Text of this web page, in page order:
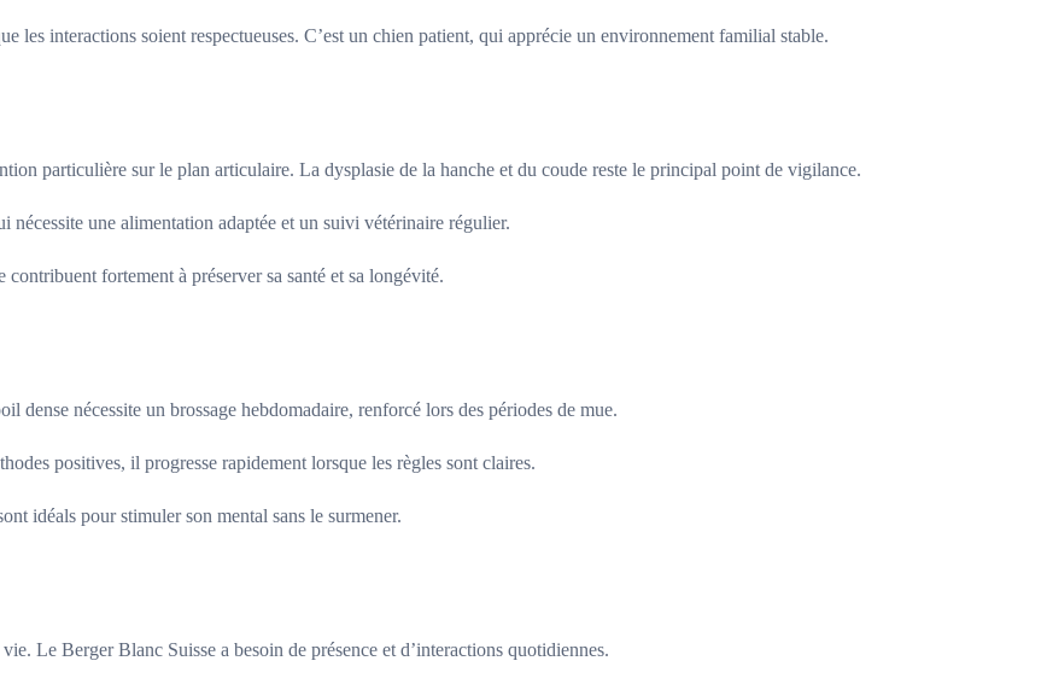
les interactions soient respectueuses. C’est un chien patient, qui apprécie un environnement familial stable.
particulière sur le plan articulaire. La dysplasie de la hanche et du coude reste le principal point de vigilance.
nécessite une alimentation adaptée et un suivi vétérinaire régulier.
fortement à préserver sa santé et sa longévité.
dense nécessite un brossage hebdomadaire, renforcé lors des périodes de mue.
positives, il progresse rapidement lorsque les règles sont claires.
idéals pour stimuler son mental sans le surmener.
Le Berger Blanc Suisse a besoin de présence et d’interactions quotidiennes.